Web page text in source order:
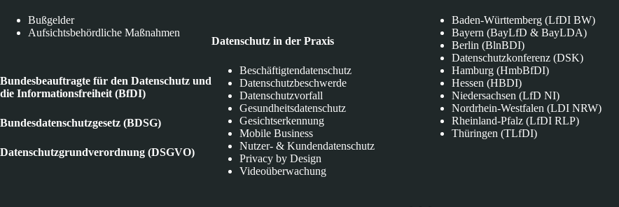
Bußgelder
Aufsichtsbehördliche Maßnahmen
Bundesbeauftragte für den Datenschutz und
die Informationsfreiheit (BfDI)
Bundesdatenschutzgesetz (BDSG)
Datenschutzgrundverordnung (DSGVO)
Datenschutz in der Praxis
Beschäftigtendatenschutz
Datenschutzbeschwerde
Datenschutzvorfall
Gesundheitsdatenschutz
Gesichtserkennung
Mobile Business
Nutzer- & Kundendatenschutz
Privacy by Design
Videoüberwachung
Baden-Württemberg (LfDI BW)
Bayern (BayLfD & BayLDA)
Berlin (BlnBDI)
Datenschutzkonferenz (DSK)
Hamburg (HmbBfDI)
Hessen (HBDI)
Niedersachsen (LfD NI)
Nordrhein-Westfalen (LDI NRW)
Rheinland-Pfalz (LfDI RLP)
Thüringen (TLfDI)